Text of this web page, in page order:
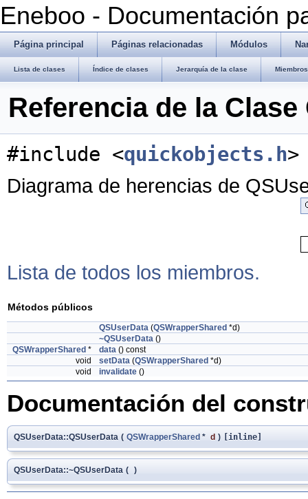
Eneboo - Documentación
Página principal Páginas relacionadas Módulos
Lista de clases Índice de clases Jerarquía de la clase
Referencia de la Clase
#include <quickobjects.h>
Diagrama de herencias de
Lista de todos los miembros.
Métodos públicos
QSUserData (QSWrapperShared *d)
~QSUserData ()
QSWrapperShared * data () const
void
setData (QSWrapperShared *d)
void
invalidate ()
Documentación del
QSUserData::QSUserData ( QSWrapperShared * d ) [inline]
QSUserData::~QSUserData ( )